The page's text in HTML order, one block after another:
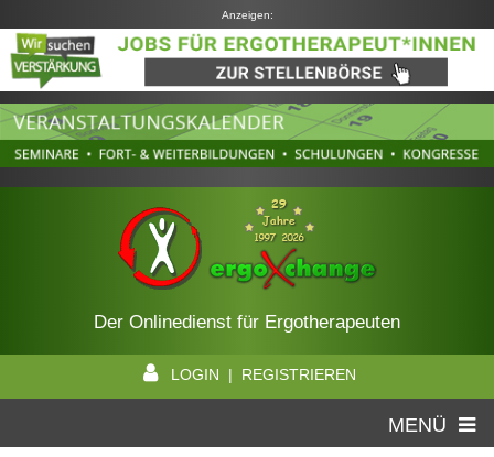
Anzeigen:
Der Onlinedienst für Ergotherapeuten
LOGIN | REGISTRIEREN
MENÜ